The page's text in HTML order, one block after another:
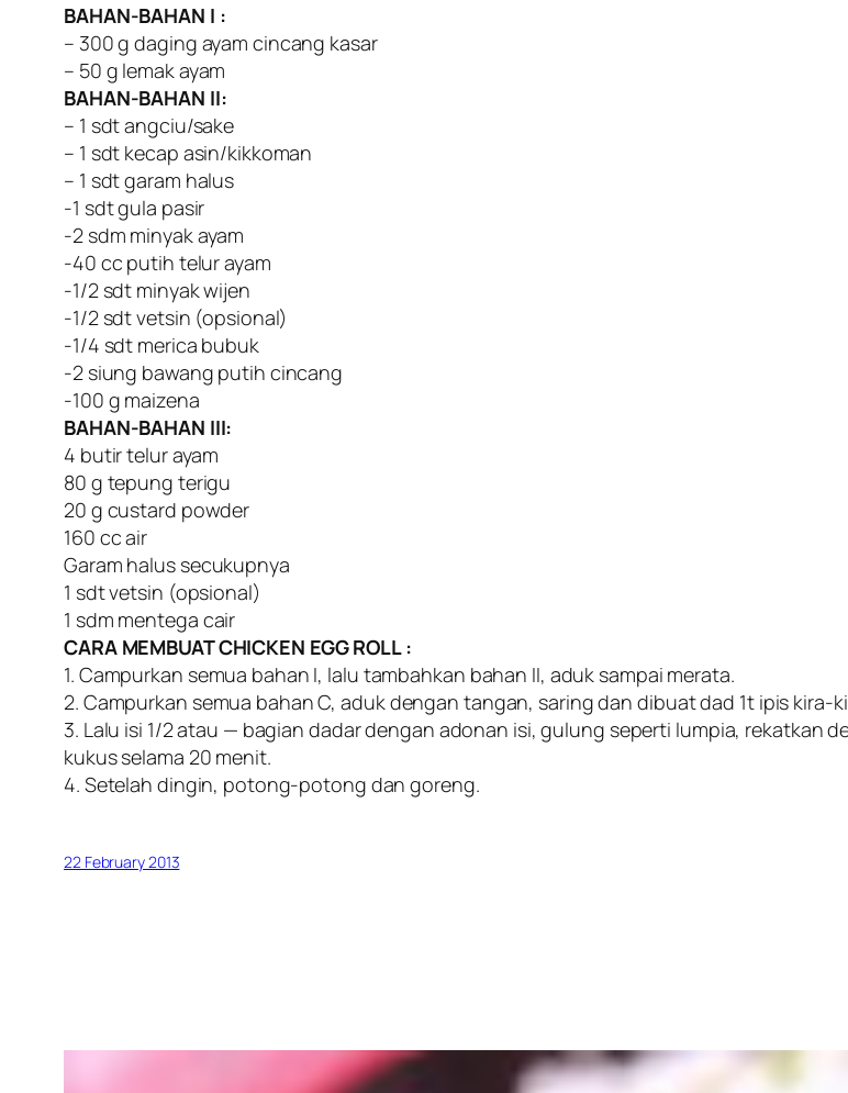
BAHAN-BAHAN I :
– 300 g daging ayam cincang kasar
– 50 g lemak ayam
BAHAN-BAHAN II:
– 1 sdt angciu/sake
– 1 sdt kecap asin/kikkoman
– 1 sdt garam halus
-1 sdt gula pasir
-2 sdm minyak ayam
-40 cc putih telur ayam
-1/2 sdt minyak wijen
-1/2 sdt vetsin (opsional)
-1/4 sdt merica bubuk
-2 siung bawang putih cincang
-100 g maizena
BAHAN-BAHAN III:
4 butir telur ayam
80 g tepung terigu
20 g custard powder
160 cc air
Garam halus secukupnya
1 sdt vetsin (opsional)
1 sdm mentega cair
CARA MEMBUAT CHICKEN EGG ROLL :
1. Campurkan semua bahan I, lalu tambahkan bahan II, aduk sampai merata.
2. Campurkan semua bahan C, aduk dengan tangan, saring dan dibuat dad 1t ipis kira-
3. Lalu isi 1/2 atau — bagian dadar dengan adonan isi, gulung seperti lumpia, rekatkan
kukus selama 20 menit.
4. Setelah dingin, potong-potong dan goreng.
22 February 2013